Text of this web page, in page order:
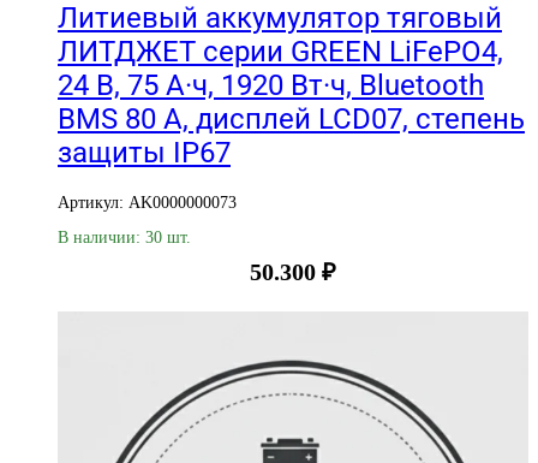
Литиевый аккумулятор тяговый
ЛИТДЖЕТ серии GREEN LiFePO4,
24 В, 75 А·ч, 1920 Вт·ч, Bluetooth
BMS 80 А, дисплей LCD07, степень
защиты IP67
Артикул: AK0000000073
В наличии: 30 шт.
50.300 ₽